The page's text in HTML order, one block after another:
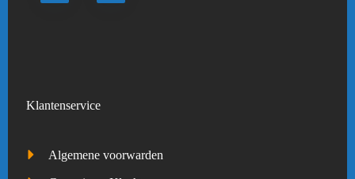
Klantenservice
Algemene voorwarden